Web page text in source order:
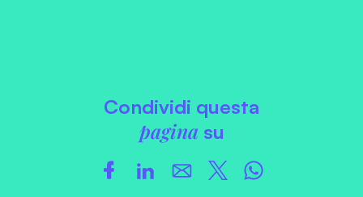
Condividi questa
paginasu